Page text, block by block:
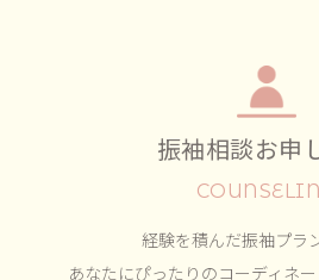
振袖相談お申
経験を積んだ振袖プラ
あなたにぴったりのコーディネー